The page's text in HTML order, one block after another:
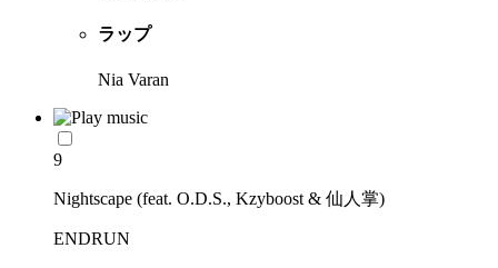
ラップ
Nia Varan
9
Nightscape (feat. O.D.S., Kzyboost & 仙人掌)
ENDRUN